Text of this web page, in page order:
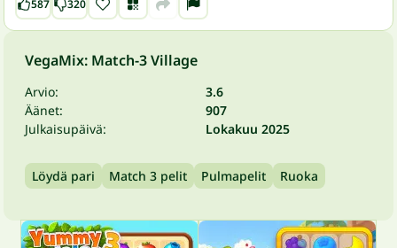
587 320
VegaMix: Match-3 Village
Arvio:
3.6
Äänet:
907
Julkaisupäivä:
Lokakuu 2025
Löydä pari Match 3 pelit Pulmapelit Ruoka